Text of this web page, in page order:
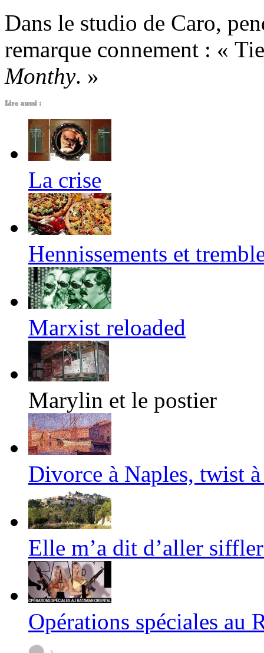
Dans le studio de Caro,
remarque connement : «
Monthy. »
La crise
Hennissements et
Marxist reloaded
Marylin et le postier
Divorce à Naples, twist
Elle m’a dit d’aller
Opérations spéciales au